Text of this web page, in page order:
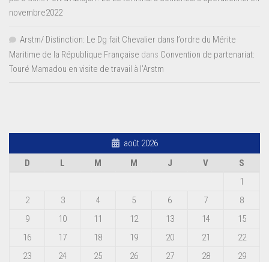
novembre2022
Arstm/ Distinction: Le Dg fait Chevalier dans l’ordre du Mérite
Maritime de la République Française dans Convention de partenariat:
Touré Mamadou en visite de travail à l’Arstm
août 2026
D
L M M J V
S
1
2
3 4 5 6 7
8
9
10 11 12 13 14
15
16
17 18 19 20 21
22
23
24 25 26 27 28
29